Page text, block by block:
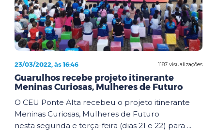
1187 visualizações
23/03/2022, às 16:46
Guarulhos recebe projeto itinerante
Meninas Curiosas, Mulheres de Futuro
O CEU Ponte Alta recebeu o projeto itinerante
Meninas Curiosas, Mulheres de Futuro
nesta segunda e terça-feira (dias 21 e 22) para ...